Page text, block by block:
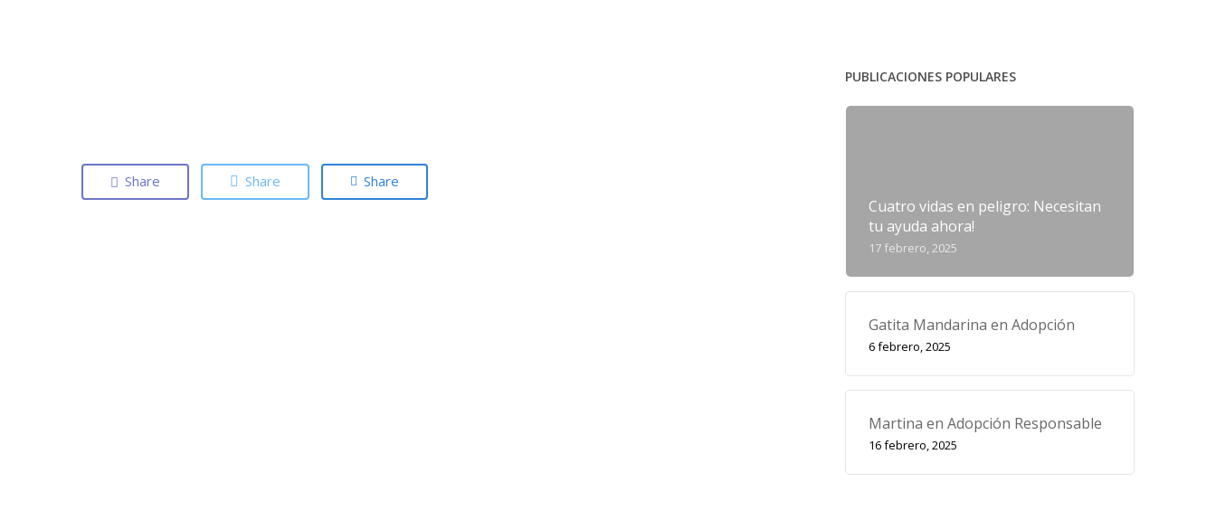
Share Share Share
PUBLICACIONES POPULARES
Cuatro vidas en peligro: Necesitan
tu ayuda ahora!
17 febrero, 2025
Gatita Mandarina en Adopción
6 febrero, 2025
Martina en Adopción Responsable
16 febrero, 2025